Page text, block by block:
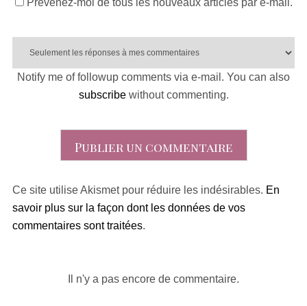
Notify me of followup comments via e-mail. You can also
subscribewithout commenting.
Ce site utilise Akismet pour réduire les indésirables. En
savoir plus sur la façon dont les données de vos
commentaires sont traitées.
Il n'y a pas encore de commentaire.